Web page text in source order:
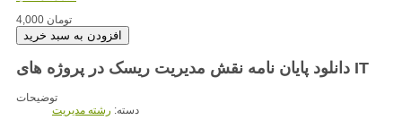
4,000 تومان
دانلود پایان نامه نقش مدیریت ریسک در پروژه های IT
توضیحات
دسته: رشته مديريت